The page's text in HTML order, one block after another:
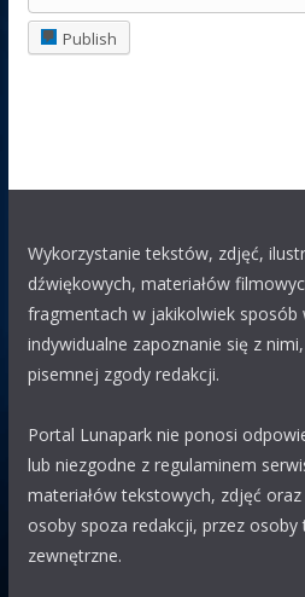
KUBAchyba właśnie z
KUBA
Tabor: wahadło, ławeczka,
małych dzieci.
Polak63
28.07 21:55
WOJTEK bardzo dobrze że
wszystkich oprócz Wojtka
WOJTEK
28.07 00:46
WITAM SERDECZNIE POWIEDZCIE
CZEMU WSZYSTKIE LUNAPARKI I
Publish
Wykorzystanie tekstów, zdjęć,
dźwiękowych, materiałów
fragmentach w jakikolwiek sposób
indywidualne zapoznanie się z
pisemnej zgody redakcji.
Portal Lunapark nie ponosi
lub niezgodne z regulaminem
materiałów tekstowych, zdjęć oraz
osoby spoza redakcji, przez
zewnętrzne.